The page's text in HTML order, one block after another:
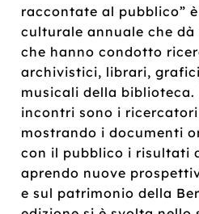
raccontate al pubblico”
culturale annuale che
che hanno condotto
archivistici, librari,
musicali della
incontri sono i ricercatori
mostrando i documenti
con il pubblico i risultati
aprendo nuove
e sul patrimonio della